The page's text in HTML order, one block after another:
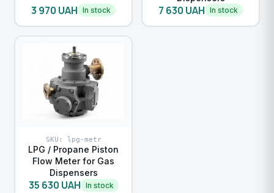
3 970 UAH In stock 7 630 UAH In stock
SKU: lpg-metr
LPG / Propane Piston
Flow Meter for Gas
Dispensers
35 630 UAH In stock